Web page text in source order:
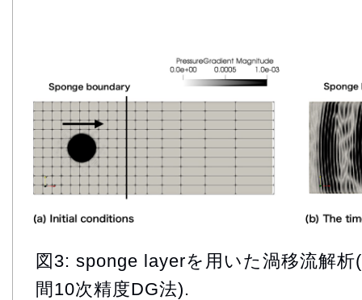
図3: sponge layerを用いた渦移流解
間10次精度DG法).